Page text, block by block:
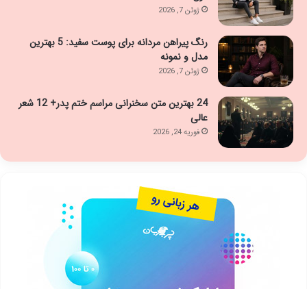
ژوئن 7, 2026
رنگ پیراهن مردانه برای پوست سفید: 5 بهترین
مدل و نمونه
ژوئن 7, 2026
24 بهترین متن سخنرانی مراسم ختم پدر+ 12 شعر
عالی
فوریه 24, 2026